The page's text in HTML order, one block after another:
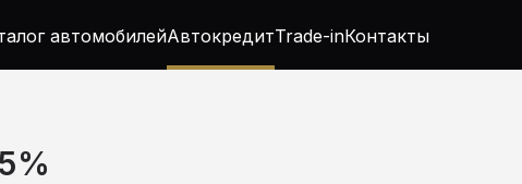
автомобилейАвтокредитTrade-inКонтакты